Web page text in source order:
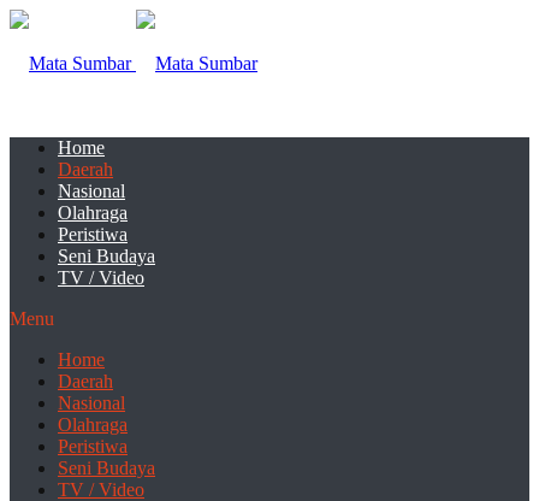
Home
Daerah
Nasional
Olahraga
Peristiwa
Seni Budaya
TV / Video
Menu
Home
Daerah
Nasional
Olahraga
Peristiwa
Seni Budaya
TV / Video